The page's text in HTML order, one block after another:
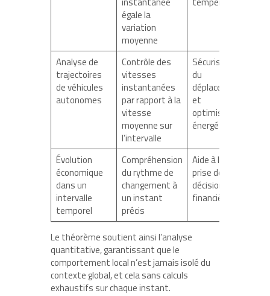
égale la
variation
moyenne
Analyse de
trajectoires
de véhicules
autonomes
Contrôle des
vitesses
instantanées
par rapport à la
vitesse
moyenne sur
l’intervalle
Sécurisation
du
déplacement
et
optimisation
énergétique
Évolution
économique
dans un
intervalle
temporel
Compréhension
du rythme de
changement à
un instant
précis
Aide à la
prise de
décision
financière
Le théorème soutient ainsi l’analyse
quantitative, garantissant que le
comportement local n’est jamais isolé du
contexte global, et cela sans calculs
exhaustifs sur chaque instant.